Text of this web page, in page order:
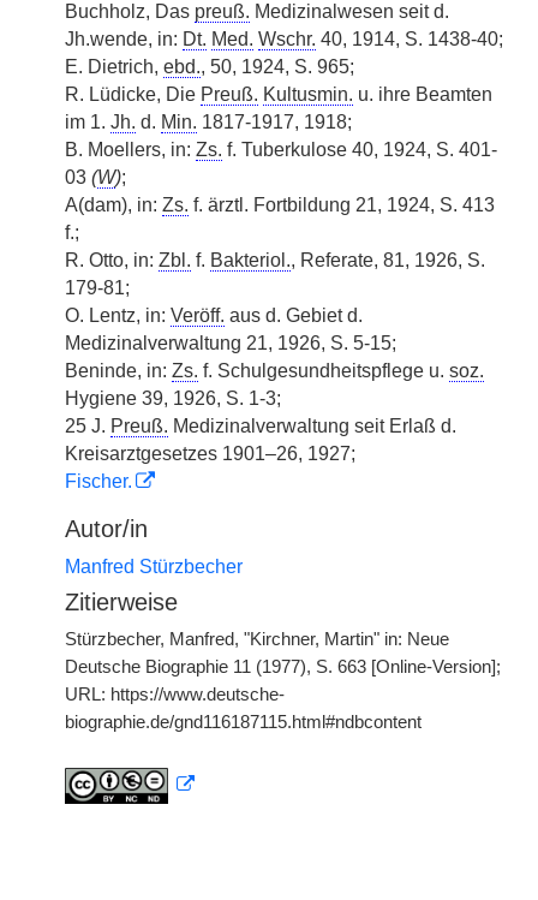
Buchholz, Das preuß. Medizinalwesen seit d.
Jh.wende, in: Dt. Med. Wschr. 40, 1914, S. 1438-40;
E. Dietrich, ebd., 50, 1924, S. 965;
R. Lüdicke, Die Preuß. Kultusmin. u. ihre Beamten
im 1. Jh. d. Min. 1817-1917, 1918;
B. Moellers, in: Zs. f. Tuberkulose 40, 1924, S. 401-
03 (W);
A(dam), in: Zs. f. ärztl. Fortbildung 21, 1924, S. 413
f.;
R. Otto, in: Zbl. f. Bakteriol., Referate, 81, 1926, S.
179-81;
O. Lentz, in: Veröff. aus d. Gebiet d.
Medizinalverwaltung 21, 1926, S. 5-15;
Beninde, in: Zs. f. Schulgesundheitspflege u. soz.
Hygiene 39, 1926, S. 1-3;
25 J. Preuß. Medizinalverwaltung seit Erlaß d.
Kreisarztgesetzes 1901–26, 1927;
Fischer.
Autor/in
Manfred Stürzbecher
Zitierweise
Stürzbecher, Manfred, "Kirchner, Martin" in: Neue
Deutsche Biographie 11 (1977), S. 663 [Online-Version];
URL: https://www.deutsche-
biographie.de/gnd116187115.html#ndbcontent